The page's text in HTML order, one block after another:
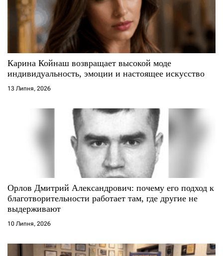
п
с
і
в
Карина Койнаш возвращает высокой моде
индивидуальность, эмоции и настоящее искусство
13 Липня, 2026
Орлов Дмитрий Александрович: почему его подход к
благотворительности работает там, где другие не
выдерживают
10 Липня, 2026